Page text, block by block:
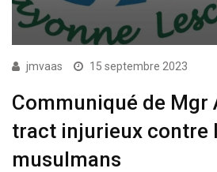
jmvaas 15 septembre 2023
Communiqué de Mgr
tract injurieux contre
musulmans